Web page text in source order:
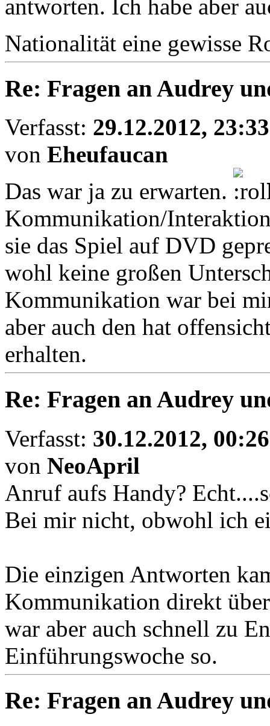
antworten. Ich habe aber
Nationalität eine gewisse
Re: Fragen an Audrey
Verfasst: 29.12.2012, 23:33
von Eheufaucan
Das war ja zu erwarten.
Kommunikation/
sie das Spiel auf DVD
wohl keine großen
Kommunikation war bei
aber auch den hat
erhalten.
Re: Fragen an Audrey
Verfasst: 30.12.2012, 00:26
von NeoApril
Anruf aufs Handy?
Bei mir nicht, obwohl ich
Die einzigen Antworten
Kommunikation direkt
war aber auch schnell zu
Einführungswoche so.
Re: Fragen an Audrey